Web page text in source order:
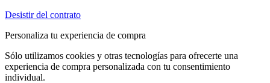
Desistir del contrato
Personaliza tu experiencia de compra
Sólo utilizamos cookies y otras tecnologías para ofrecerte una
experiencia de compra personalizada con tu consentimiento
individual.